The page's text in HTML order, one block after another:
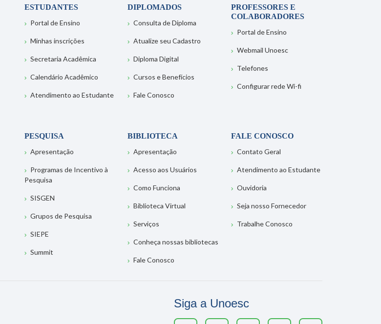
ESTUDANTES
Portal de Ensino
Minhas inscrições
Secretaria Acadêmica
Calendário Acadêmico
Atendimento ao Estudante
DIPLOMADOS
Consulta de Diploma
Atualize seu Cadastro
Diploma Digital
Cursos e Benefícios
Fale Conosco
PROFESSORES E
COLABORADORES
Portal de Ensino
Webmail Unoesc
Telefones
Configurar rede Wi-fi
PESQUISA
Apresentação
Programas de Incentivo à
Pesquisa
SISGEN
Grupos de Pesquisa
SIEPE
Summit
BIBLIOTECA
Apresentação
Acesso aos Usuários
Como Funciona
Biblioteca Virtual
Serviços
Conheça nossas bibliotecas
Fale Conosco
FALE CONOSCO
Contato Geral
Atendimento ao Estudante
Ouvidoria
Seja nosso Fornecedor
Trabalhe Conosco
Siga a Unoesc